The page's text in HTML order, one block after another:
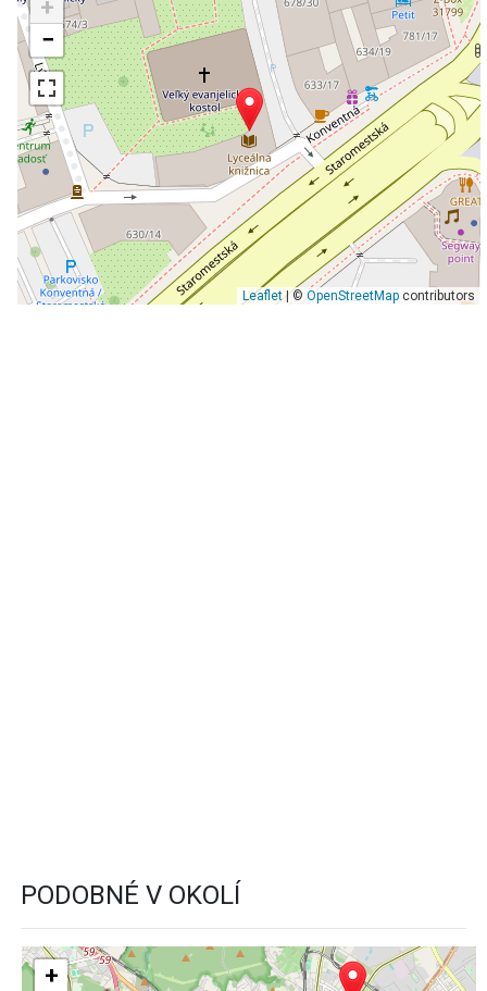
+
−
Leaflet| ©OpenStreetMapcontributors
PODOBNÉ V OKOLÍ
+